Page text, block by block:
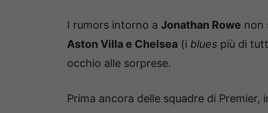
I rumors intorno a Jonathan Rowe non
Aston Villa e Chelsea (i blues più di
occhio alle sorprese.
Prima ancora delle squadre di